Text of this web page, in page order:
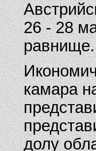
26-28
равнище.
камара
долу